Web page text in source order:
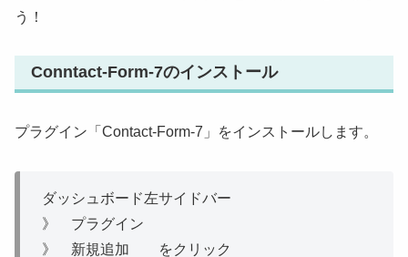
う！
Conntact-Form-7のインストール
プラグイン「Contact-Form-7」をインストールします。
ダッシュボード左サイドバー
》 プラグイン
》 新規追加 をクリック